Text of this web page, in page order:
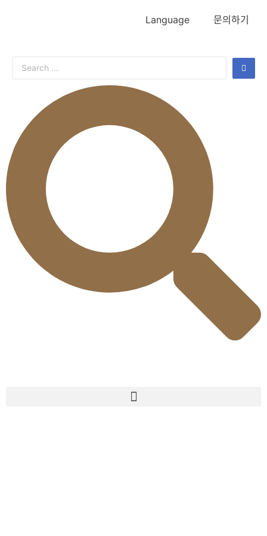
Language 문의하기